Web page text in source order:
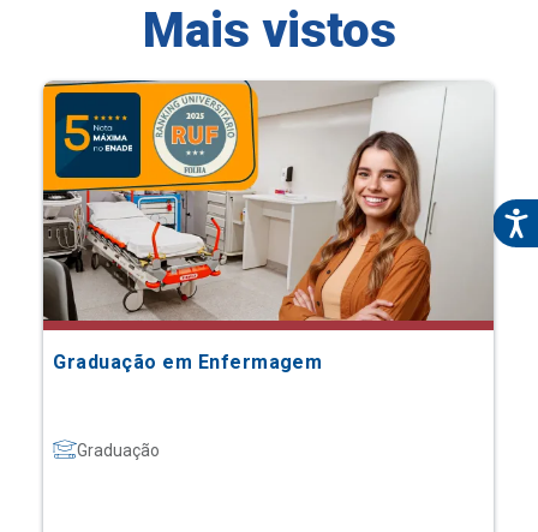
Mais vistos
Graduação em Enfermagem
Graduação